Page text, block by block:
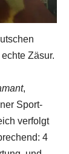
Zäsur.
,
Sport-
verfolgt
4